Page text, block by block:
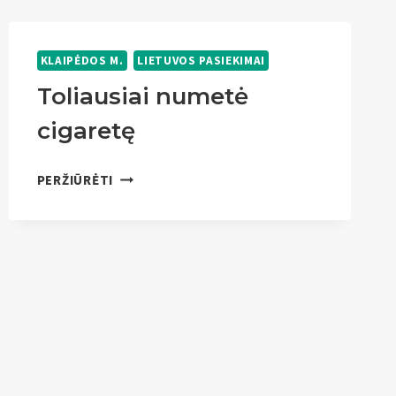
KLAIPĖDOS M. LIETUVOS PASIEKIMAI
Toliausiai numetė
cigaretę
PERŽIŪRĖTI TOLIAUSIAI